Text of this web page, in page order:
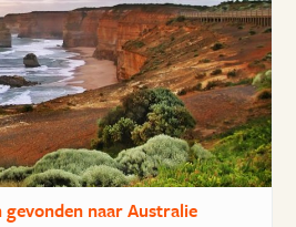
gevonden naar Australie